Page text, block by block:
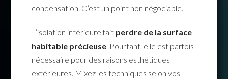
condensation. C’est un point non négociable.
L’isolation intérieure fait perdre de la surface
habitable précieuse. Pourtant, elle est parfois
nécessaire pour des raisons esthétiques
extérieures. Mixez les techniques selon vos